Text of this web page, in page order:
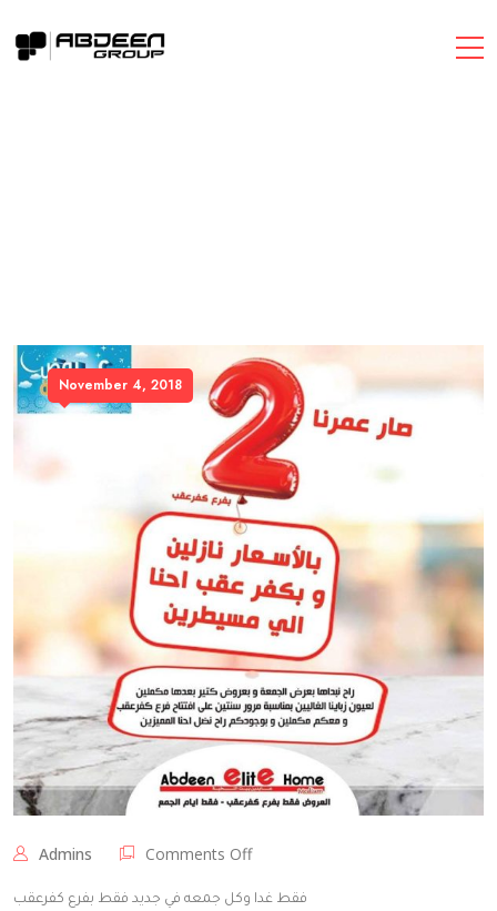
November 4, 2018
Admins Comments Offon
عمرنا
فقط غدا وكل جمعه في جديد فقط بفرع كفرعقب